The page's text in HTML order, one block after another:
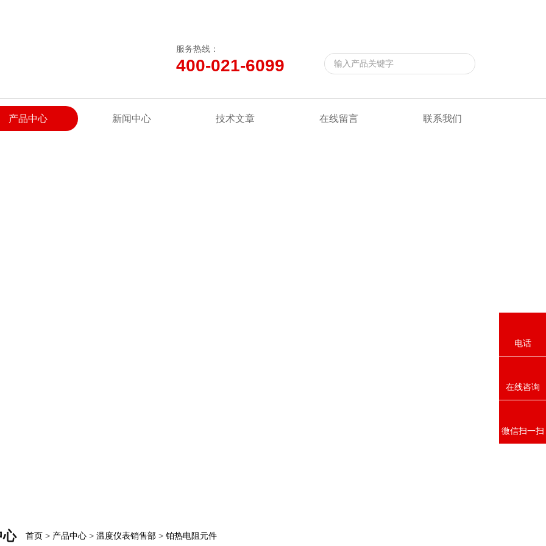
服务热线：
400-021-6099
产品中心 新闻中心 技术文章 在线留言 联系我们
心 首页 > 产品中心 > 温度仪表销售部 > 铂热电阻元件
电话
在线咨询
微信扫一扫